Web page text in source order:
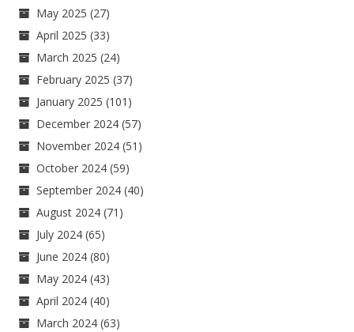
May 2025 (27)
April 2025 (33)
March 2025 (24)
February 2025 (37)
January 2025 (101)
December 2024 (57)
November 2024 (51)
October 2024 (59)
September 2024 (40)
August 2024 (71)
July 2024 (65)
June 2024 (80)
May 2024 (43)
April 2024 (40)
March 2024 (63)